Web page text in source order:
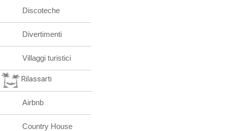
Discoteche
Divertimenti
Villaggi turistici
Rilassarti
Airbnb
Country House